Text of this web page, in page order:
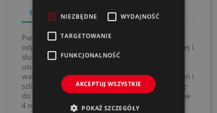
Opis Szczegóły produktu
Pady Twisted Wool Pad zostały wykonane z
odpornej na rozciąganie, plecionej wełny jagnięcej i
służą do aplikacji past polerskich. Są idealne do
usuwania skutków silnie niesprzyjających
warunków atmosferycznych, głębokich zarysowań i
szlifowania powłok lakierniczych. Pady nadają się
do obrotowych maszyn polerskich i są dostępne w
4 rozmiarach.
NIEZBĘDNE WYDAJNOŚĆ
TARGETOWANIE
FUNKCJONALNOŚĆ
AKCEPTUJ WSZYSTKIE
POKAŻ SZCZEGÓŁY